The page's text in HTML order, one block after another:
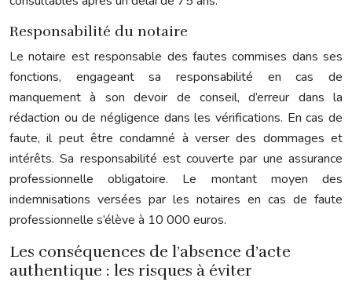
Responsabilité du notaire
Le notaire est responsable des fautes commises dans ses
fonctions, engageant sa responsabilité en cas de
manquement à son devoir de conseil, d’erreur dans la
rédaction ou de négligence dans les vérifications. En cas de
faute, il peut être condamné à verser des dommages et
intérêts. Sa responsabilité est couverte par une assurance
professionnelle obligatoire. Le montant moyen des
indemnisations versées par les notaires en cas de faute
professionnelle s’élève à 10 000 euros.
Les conséquences de l’absence d’acte
authentique : les risques à éviter